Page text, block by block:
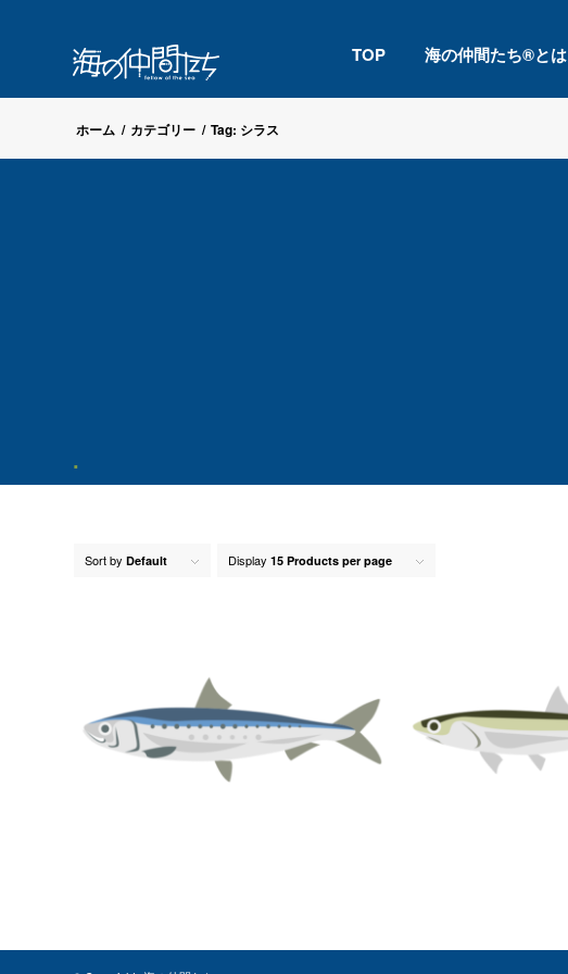
TOP 海の仲間たち®とは
ホーム / カテゴリー / Tag: シラス
Sort by Default Display 15 Products per page